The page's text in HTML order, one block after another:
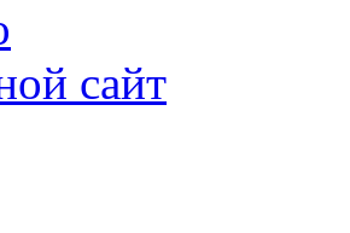
сайт